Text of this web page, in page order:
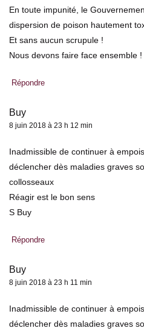
En toute impunité, le
dispersion de poison hautement
Et sans aucun scrupule !
Nous devons faire face ensemble !
Répondre
Buy
8 juin 2018 à 23 h 12 min
Inadmissible de continuer à
déclencher dès maladies graves
collosseaux
Réagir est le bon sens
S Buy
Répondre
Buy
8 juin 2018 à 23 h 11 min
Inadmissible de continuer à
déclencher dès maladies graves